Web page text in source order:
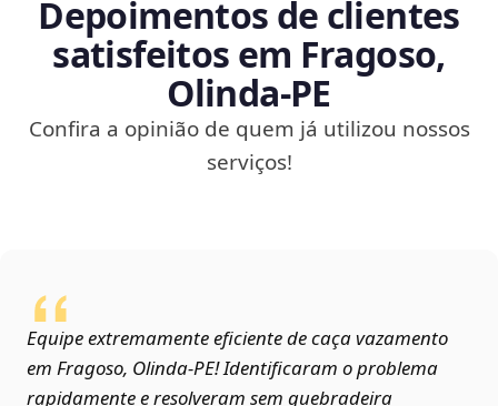
Depoimentos de clientes
satisfeitos em Fragoso,
Olinda‑PE
Confira a opinião de quem já utilizou nossos
serviços!
Equipe extremamente eficiente de caça vazamento
em Fragoso, Olinda‑PE! Identificaram o problema
rapidamente e resolveram sem quebradeira